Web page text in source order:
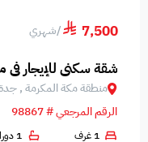
7,500
/شهري
شقة سكني للإيجار في
منطقة مكة المكرمة ,
الرقم المرجعي # 98867
1 غرف 1 دورات مياه